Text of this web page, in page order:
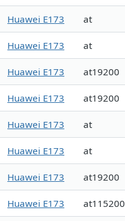
Huawei E173 at
Huawei E173 at
Huawei E173 at19200
Huawei E173 at19200
Huawei E173 at
Huawei E173 at
Huawei E173 at19200
Huawei E173 at115200